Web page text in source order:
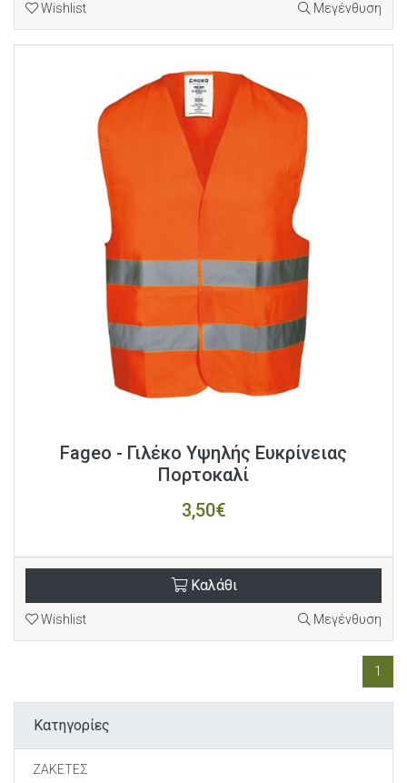
Κατηγορίες
ΖΑΚΕΤΕΣ
Wishlist Μεγένθυση
Fageo - Γιλέκο Υψηλής Ευκρίνειας
Πορτοκαλί
3,50€
Καλάθι
Wishlist Μεγένθυση
1